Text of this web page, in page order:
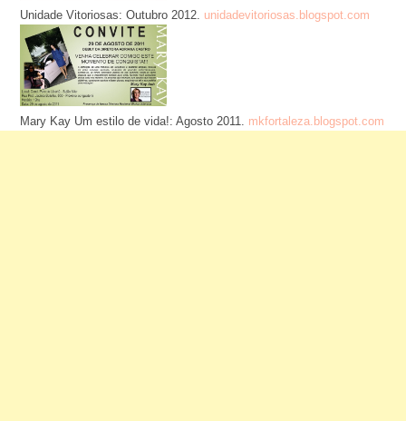
Unidade Vitoriosas: Outubro 2012. unidadevitoriosas.blogspot.com
Mary Kay Um estilo de vida!: Agosto 2011. mkfortaleza.blogspot.com